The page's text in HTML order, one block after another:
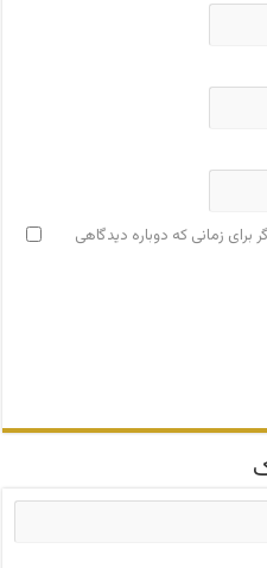
برای زمانی که دوباره دیدگاهی